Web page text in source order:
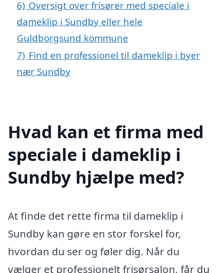
6) Oversigt over frisører med speciale i
dameklip i Sundby eller hele
Guldborgsund kommune
7) Find en professionel til dameklip i byer
nær Sundby
Hvad kan et firma med
speciale i dameklip i
Sundby hjælpe med?
At finde det rette firma til dameklip i
Sundby kan gøre en stor forskel for,
hvordan du ser og føler dig. Når du
vælger et professionelt frisørsalon, får du